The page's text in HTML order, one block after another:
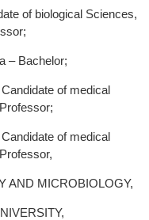
of biological Sciences,
– Bachelor;
of medical
of medical
AND MICROBIOLOGY,